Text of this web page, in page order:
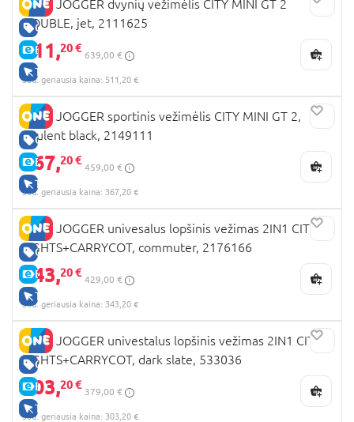
GERA KAINA
E-KAINA
TIK INTERNETU
BABY JOGGER dvynių vežimėlis CITY MINI GT 2
DOUBLE, jet, 2111625
511,20 €
639,00 €
30d. geriausia kaina: 511,20 €
GERA KAINA
E-KAINA
TIK INTERNETU
BABY JOGGER sportinis vežimėlis CITY MINI GT 2,
opulent black, 2149111
367,20 €
459,00 €
30d. geriausia kaina: 367,20 €
GERA KAINA
E-KAINA
TIK INTERNETU
BABY JOGGER univesalus lopšinis vežimas 2IN1 CITY
SIGHTS+CARRYCOT, commuter, 2176166
343,20 €
429,00 €
30d. geriausia kaina: 343,20 €
GERA KAINA
E-KAINA
TIK INTERNETU
BABY JOGGER univestalus lopšinis vežimas 2IN1 CITY
SIGHTS+CARRYCOT, dark slate, 533036
303,20 €
379,00 €
30d. geriausia kaina: 303,20 €